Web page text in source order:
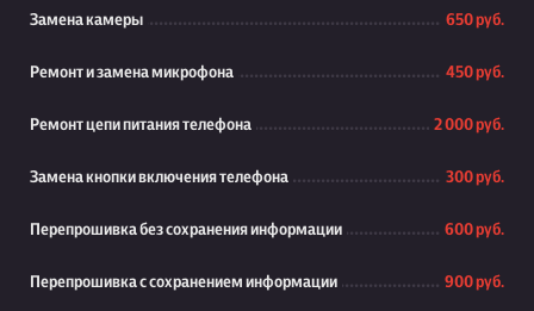
Замена камеры 650 руб.
Ремонт и замена микрофона 450 руб.
Ремонт цепи питания телефона 2 000 руб.
Замена кнопки включения телефона 300 руб.
Перепрошивка без сохранения информации 600 руб.
Перепрошивка с сохранением информации 900 руб.